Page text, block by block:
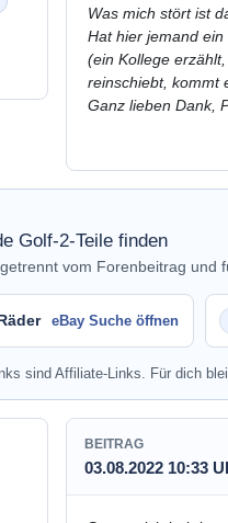
Was mich stört ist
Hat hier jemand
(ein Kollege
reinschiebt, kommt
Ganz lieben Dank,
Golf-2-Teile finden
vom Forenbeitrag
eBay Suche öffnen
sind Affiliate-Links. Für dich
BEITRAG
03.08.2022 10:33